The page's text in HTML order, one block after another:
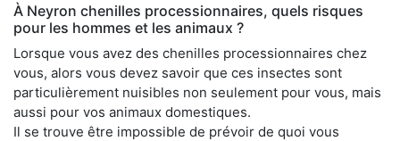
À Neyron chenilles processionnaires, quels risques
pour les hommes et les animaux ?
Lorsque vous avez des chenilles processionnaires chez
vous, alors vous devez savoir que ces insectes sont
particulièrement nuisibles non seulement pour vous, mais
aussi pour vos animaux domestiques.
Il se trouve être impossible de prévoir de quoi vous